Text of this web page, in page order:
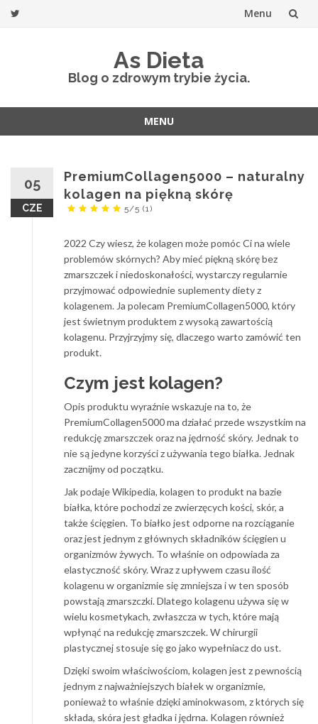
Menu
As Dieta
Blog o zdrowym trybie życia.
MENU
05
CZE
PremiumCollagen5000 – naturalny
kolagen na piękną skórę
5/5 (1)
2022 Czy wiesz, że kolagen może pomóc Ci na wiele
problemów skórnych? Aby mieć piękną skórę bez
zmarszczek i niedoskonałości, wystarczy regularnie
przyjmować odpowiednie suplementy diety z
kolagenem. Ja polecam PremiumCollagen5000, który
jest świetnym produktem z wysoką zawartością
kolagenu. Przyjrzyjmy się, dlaczego warto zamówić ten
produkt.
Czym jest kolagen?
Opis produktu wyraźnie wskazuje na to, że
PremiumCollagen5000 ma działać przede wszystkim na
redukcję zmarszczek oraz na jędrność skóry. Jednak to
nie są jedyne korzyści z używania tego białka. Jednak
zacznijmy od początku.
Jak podaje Wikipedia, kolagen to produkt na bazie
białka, które pochodzi ze zwierzęcych kości, skór, a
także ścięgien. To białko jest odporne na rozciąganie
oraz jest jednym z głównych składników ścięgien u
organizmów żywych. To właśnie on odpowiada za
elastyczność skóry. Wraz z upływem czasu ilość
kolagenu w organizmie się zmniejsza i w ten sposób
powstają zmarszczki. Dlatego kolagenu używa się w
wielu kosmetykach, zwłaszcza w tych, które mają
wpłynąć na redukcję zmarszczek. W chirurgii
plastycznej stosuje się go jako wypełniacz do ust.
Dzięki swoim właściwościom, kolagen jest z pewnością
jednym z najważniejszych białek w organizmie,
ponieważ to właśnie dzięki aminokwasom, z których się
składa, skóra jest gładka i jędrna. Kolagen również